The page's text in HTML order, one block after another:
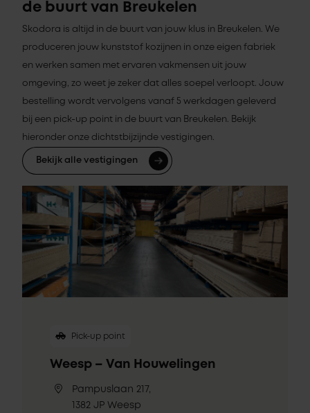
de buurt van Breukelen
Skodora is altijd in de buurt van jouw klus in Breukelen. We
produceren jouw kunststof kozijnen in onze eigen fabriek
en werken samen met ervaren vakmensen uit jouw
omgeving, zo weet je zeker dat alles soepel verloopt. Jouw
bestelling wordt vervolgens vanaf 5 werkdagen geleverd
bij een pick-up point in de buurt van Breukelen. Bekijk
hieronder onze dichtstbijzijnde vestigingen.
Bekijk alle vestigingen
Pick-up point
Weesp – Van Houwelingen
Pampuslaan 217,
1382 JP Weesp